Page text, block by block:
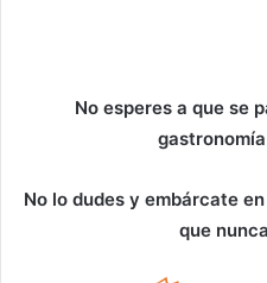
No esperes a que se
No lo dudes y embárcate
que